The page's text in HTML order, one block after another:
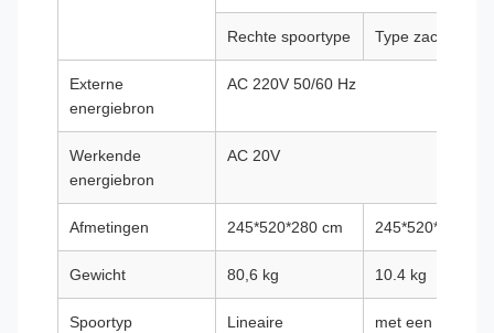
Rechte spoortype Type zachte rails
Externe
energiebron
AC 220V 50/60 Hz
Werkende
energiebron
AC 20V
Afmetingen 245*520*280 cm 245*520*290 cm
Gewicht 80,6 kg 10.4 kg
Spoortyp
Lineaire
met een gewicht